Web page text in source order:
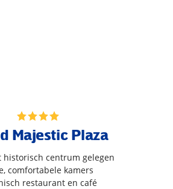
Majestic Plaza
historisch centrum gelegen
comfortabele kamers
restaurant en café